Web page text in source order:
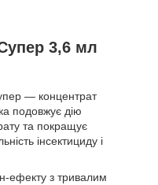
3,6 мл
— концентрат
подовжує дію
та покращує
інсектициду і
ефекту з тривалим